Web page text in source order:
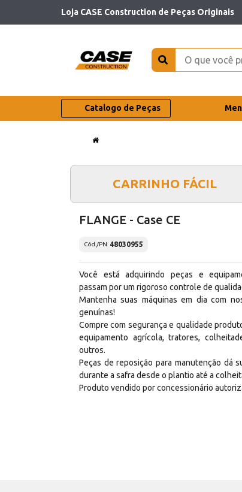
Loja CASE Construction de Peças Originais
Catalogo de Peças
CARRINHO FÁCIL
FLANGE - Case CE
Cód./PN 48030955
Você está adquirindo peças e
passam por um rigoroso controle de
Mantenha suas máquinas em dia com
genuínas!
Compre com segurança e qualidade
equipamento agrícola, tratores,
outros.
Peças de reposição para manutenção dá
durante a safra desde o plantio até a
Produto vendido por concessionário